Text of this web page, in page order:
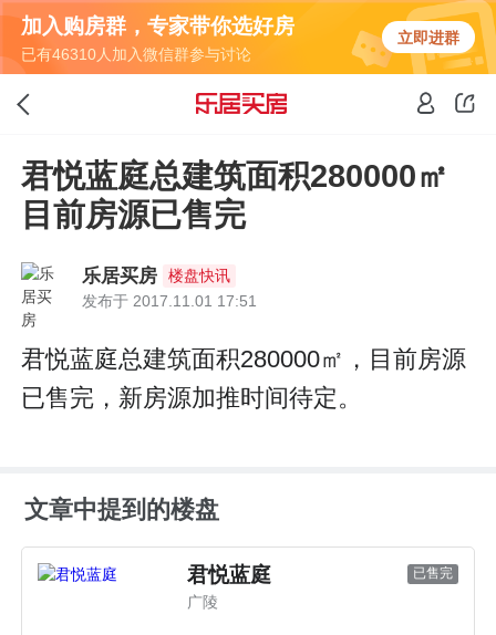
加入购房群，专家带你选好房
已有46310人加入微信群参与讨论
立即进群
君悦蓝庭总建筑面积280000㎡
目前房源已售完
乐居买房
楼盘快讯
发布于 2017.11.01 17:51
君悦蓝庭总建筑面积280000㎡，目前房源
已售完，新房源加推时间待定。
文章中提到的楼盘
君悦蓝庭 已售完
广陵